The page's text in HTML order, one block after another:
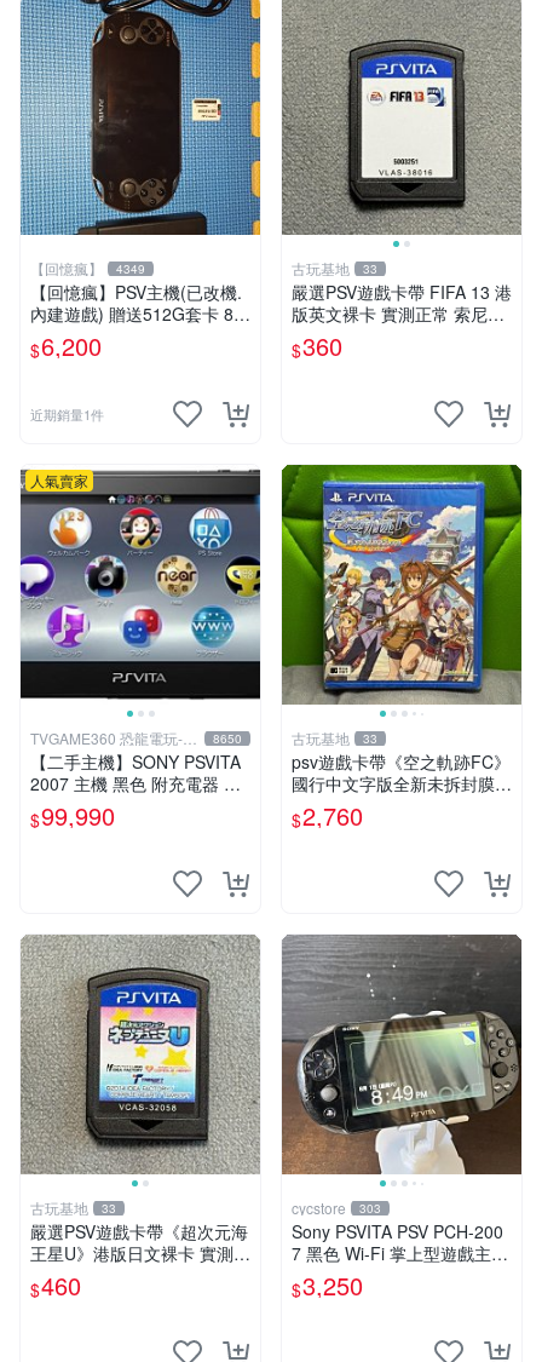
【回憶瘋】 4349
【回憶瘋】PSV主機(已改機.
內建遊戲) 贈送512G套卡 8成
5新 1000型
$6,200
近期銷量1件
古玩基地 33
嚴選PSV遊戲卡帶 FIFA 13 港
版英文裸卡 實測正常 索尼專
用 不支持其他機器 買二送優
惠 FIFA 13 psv 港版 卡帶
$360
人氣賣家
TVGAME360 恐龍電玩-台
中店
8650
【二手主機】SONY PSVITA
2007 主機 黑色 附充電器 US
B傳輸線 PS VITA PSV【台中
恐龍電玩】
$99,990
古玩基地 33
psv遊戲卡帶《空之軌跡FC》
國行中文字版全新未拆封膜有
輕微使用痕跡嚴選推薦適合收
藏 歲月痕跡 二手 psv 游戲卡
$2,760
古玩基地 33
嚴選PSV遊戲卡帶《超次元海
王星U》港版日文裸卡 實測暢
玩 索尼專屬 psv psv游戲 psv
游戲卡帶
$460
cycstore 303
Sony PSVITA PSV PCH-200
7 黑色 Wi-Fi 掌上型遊戲主機
輕薄版 OLED後繼機 收藏熱
門
$3,250